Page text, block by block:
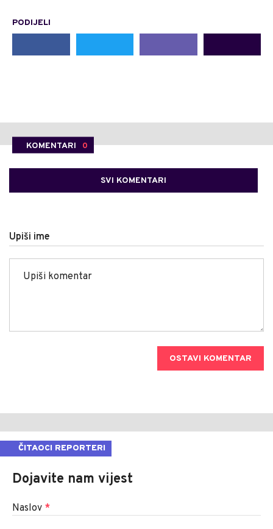
PODIJELI
KOMENTARI 0
SVI KOMENTARI
Upiši ime
OSTAVI KOMENTAR
ČITAOCI REPORTERI
Dojavite nam vijest
Naslov *